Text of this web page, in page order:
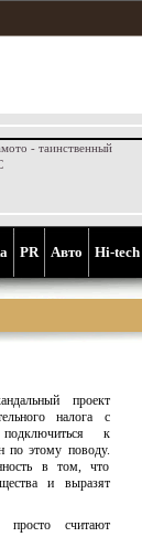
- таинственный
PR Aвто Hi-tech
проект
налога с
к
по этому поводу.
в том, что
и выразят
считают